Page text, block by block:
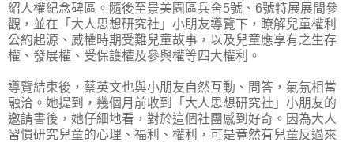
紹人權紀念碑區。隨後至景美園區兵舍5號、6號特展展間參
觀，並在「大人思想研究社」小朋友導覽下，瞭解兒童權利
公約起源、威權時期受難兒童故事，以及兒童應享有之生存
權、發展權、受保護權及參與權等四大權利。
導覽結束後，蔡英文也與小朋友自然互動、問答，氣氛相當
融洽。她提到，幾個月前收到「大人思想研究社」小朋友的
邀請書後，她仔細地看，對於這個社團感到好奇。因為大人
習慣研究兒童的心理、福利、權利，可是竟然有兒童反過來